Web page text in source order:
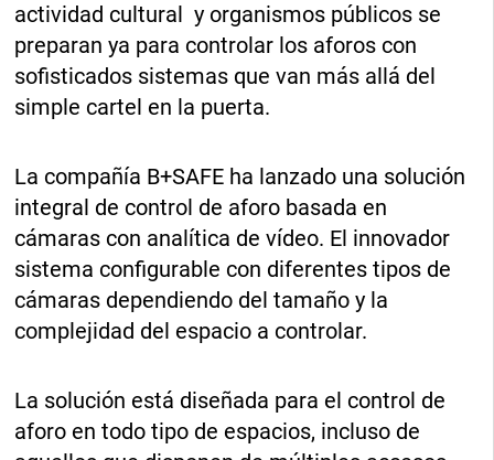
actividad cultural y organismos públicos se
preparan ya para controlar los aforos con
sofisticados sistemas que van más allá del
simple cartel en la puerta.
La compañía B+SAFE ha lanzado una solución
integral de control de aforo basada en
cámaras con analítica de vídeo. El innovador
sistema configurable con diferentes tipos de
cámaras dependiendo del tamaño y la
complejidad del espacio a controlar.
La solución está diseñada para el control de
aforo en todo tipo de espacios, incluso de